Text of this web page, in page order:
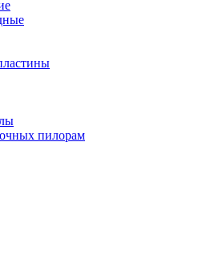
пилорам